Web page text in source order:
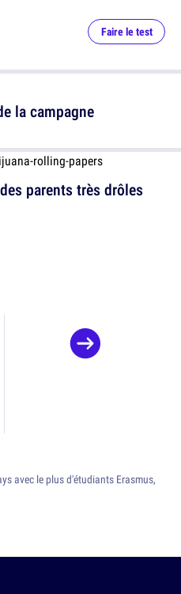
parents très drôles
Faire le test
la campagne
avec le plus d'étudiants Erasmus,